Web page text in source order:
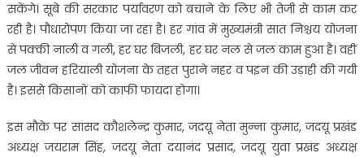
सकेंगे। सूबे की सरकार पर्यावरण को बचाने के लिए भी तेजी से काम कर
रही है। पौधारोपण किया जा रहा है। हर गांव में मुख्यमंत्री सात निश्चय योजना
से पक्की नाली व गली, हर घर बिजली, हर घर नल से जल काम हुआ है। वहीं
जल जीवन हरियाली योजना के तहत पुराने नहर व पइन की उड़ाही की गयी
है। इससे किसानों को काफी फायदा होगा।
इस मौके पर सांसद कौशलेन्द्र कुमार, जदयू नेता मुन्ना कुमार, जदयू प्रखंड
अध्यक्ष जयराम सिंह, जदयू नेता दयानंद प्रसाद, जदयू युवा प्रखंड अध्यक्ष